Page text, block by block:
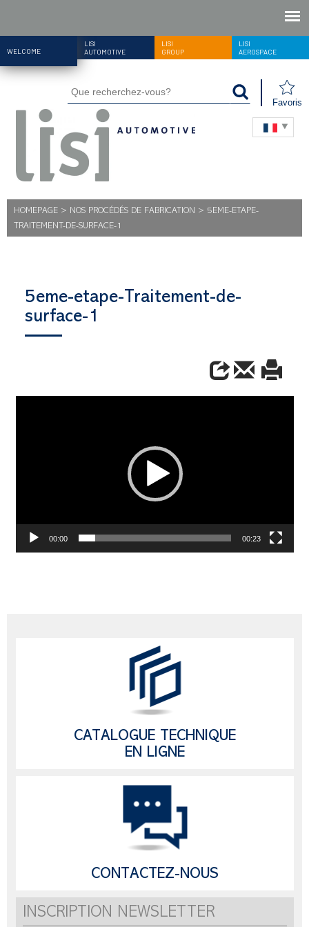
WELCOME
LISI
AUTOMOTIVE
LISI
GROUP
LISI
AEROSPACE
Favoris
HOMEPAGE > NOS PROCÉDÉS DE FABRICATION > 5EME-ETAPE-
TRAITEMENT-DE-SURFACE-1
5eme-etape-Traitement-de-
surface-1
00:00 00:23
CATALOGUE TECHNIQUE
EN LIGNE
CONTACTEZ-NOUS
INSCRIPTION NEWSLETTER